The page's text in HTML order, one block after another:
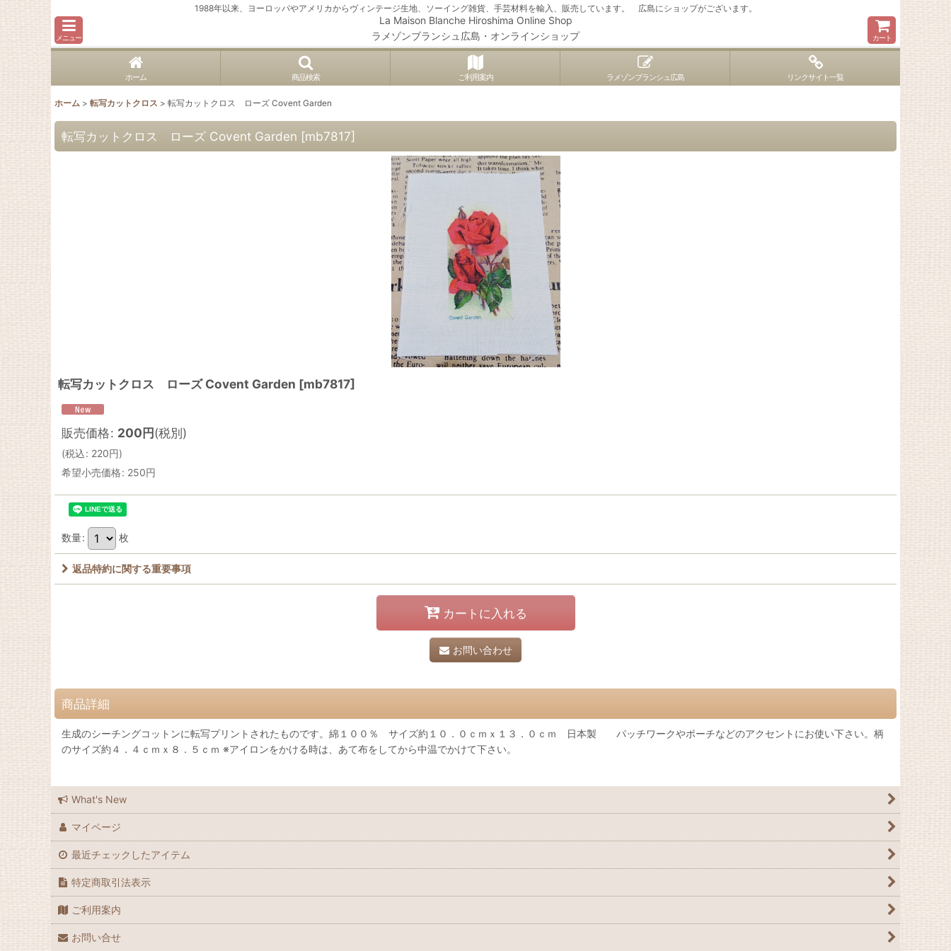
1988年以来、ヨーロッパやアメリカからヴィンテージ生地、ソーイング雑貨、手芸材料を輸入、販売しています。 広島にショップがございます。
メニュー
La Maison Blanche Hiroshima Online Shop
ラメゾンブランシュ広島・オンラインショップ
カート
ホーム 商品検索 ご利用案内 ラメゾンブランシュ広島 リンクサイト一覧
ホーム > 転写カットクロス > 転写カットクロス ローズ Covent Garden
転写カットクロス ローズ Covent Garden [mb7817]
転写カットクロス ローズ Covent Garden [mb7817]
販売価格: 200円(税別)
(税込: 220円)
希望小売価格: 250円
数量: 枚
返品特約に関する重要事項
カートに入れる
お問い合わせ
商品詳細
生成のシーチングコットンに転写プリントされたものです。綿１００％ サイズ約１０．０ｃｍｘ１３．０ｃｍ 日本製 パッチワークやポーチなどのアクセントにお使い下さい。柄
のサイズ約４．４ｃｍｘ８．５ｃｍ ※アイロンをかける時は、あて布をしてから中温でかけて下さい。
What's New
マイページ
最近チェックしたアイテム
特定商取引法表示
ご利用案内
お問い合せ